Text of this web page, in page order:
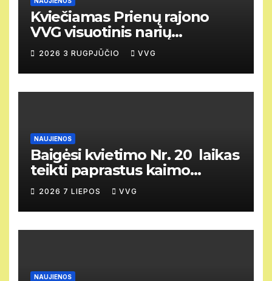
Kviečiamas Prienų rajono
VVG visuotinis narių
susirinkimas
2026 3 RUGPJŪČIO VVG
NAUJIENOS
Baigėsi kvietimo Nr. 20 laikas
teikti paprastus kaimo
vietovių vietos projektus
2026 7 LIEPOS VVG
NAUJIENOS